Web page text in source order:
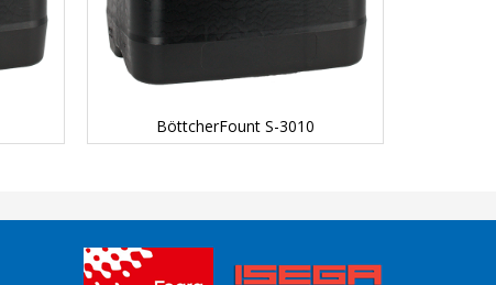
BöttcherFount S-3010